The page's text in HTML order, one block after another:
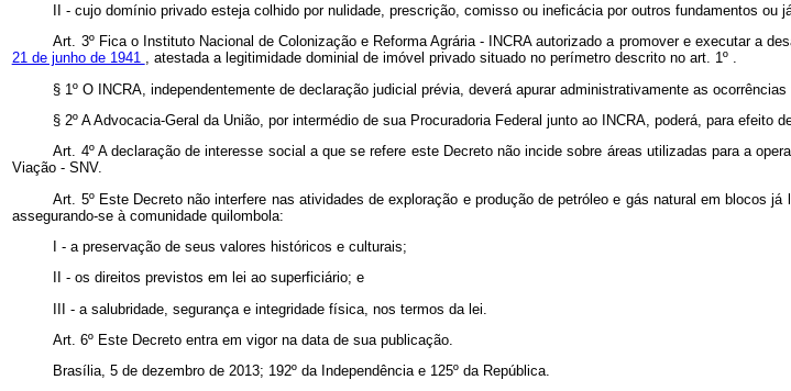
II - cujo domínio privado esteja colhido por nulidade, prescrição, comisso ou ineficácia por outros fundamentos ou
Art. 3º Fica o Instituto Nacional de Colonização e Reforma Agrária - INCRA autorizado a promover e executar a
21 de junho de 1941 , atestada a legitimidade dominial de imóvel privado situado no perímetro descrito no art. 1º .
§ 1º O INCRA, independentemente de declaração judicial prévia, deverá apurar administrativamente as
§ 2º A Advocacia-Geral da União, por intermédio de sua Procuradoria Federal junto ao INCRA, poderá, para
Art. 4º A declaração de interesse social a que se refere este Decreto não incide sobre áreas utilizadas para a
Viação - SNV.
Art. 5º Este Decreto não interfere nas atividades de exploração e produção de petróleo e gás natural em blocos
assegurando-se à comunidade quilombola:
I - a preservação de seus valores históricos e culturais;
II - os direitos previstos em lei ao superficiário; e
III - a salubridade, segurança e integridade física, nos termos da lei.
Art. 6º Este Decreto entra em vigor na data de sua publicação.
Brasília, 5 de dezembro de 2013; 192º da Independência e 125º da República.